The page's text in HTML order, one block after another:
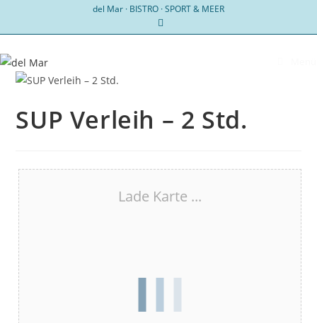
del Mar · BISTRO · SPORT & MEER
SUP Verleih – 2 Std.
Lade Karte ...